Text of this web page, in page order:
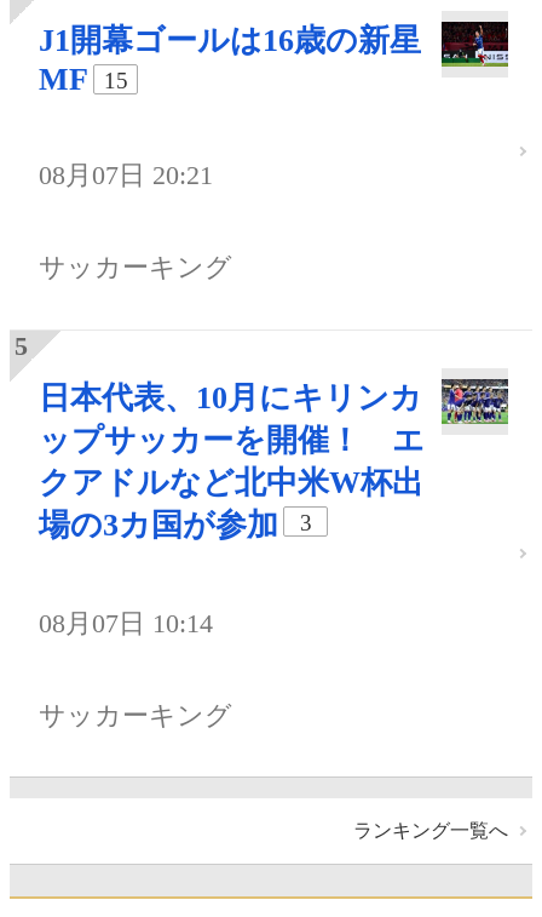
J1開幕ゴールは16歳の新星
MF
15
08月07日 20:21
サッカーキング
日本代表、10月にキリンカ
ップサッカーを開催！ エ
クアドルなど北中米W杯出
場の3カ国が参加
3
08月07日 10:14
サッカーキング
ランキング一覧へ